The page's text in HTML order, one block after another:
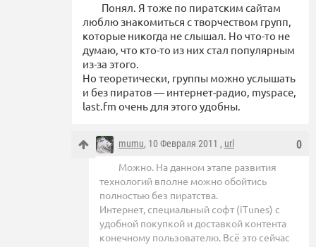
Понял. Я тоже по пиратским сайтам
люблю знакомиться с творчеством групп,
которые никогда не слышал. Но что-то не
думаю, что кто-то из них стал популярным
из-за этого.
Но теоретически, группы можно услышать
и без пиратов — интернет-радио, myspace,
last.fm очень для этого удобны.
0
mumu, 10 Февраля 2011 , url
Можно. На данном этапе развития
технологий вполне можно обойтись
полностью без пиратства.
Интернет, специальный софт (iTunes) с
удобной покупкой и доставкой контента
конечному пользователю. Всё это сейчас